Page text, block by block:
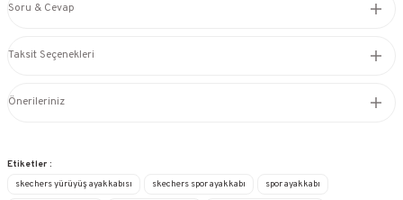
Soru & Cevap
Taksit Seçenekleri
Önerileriniz
Etiketler :
skechers yürüyüş ayakkabısı
skechers spor ayakkabı spor ayakkabı